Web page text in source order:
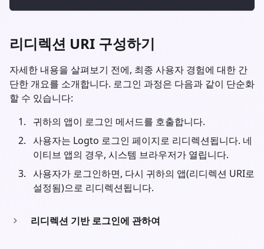
리디렉션 URI 구성하기
자세한 내용을 살펴보기 전에, 최종 사용자 경험에 대한 간
단한 개요를 소개합니다. 로그인 과정은 다음과 같이 단순화
할 수 있습니다:
귀하의 앱이 로그인 메서드를 호출합니다.
사용자는 Logto 로그인 페이지로 리디렉션됩니다. 네
이티브 앱의 경우, 시스템 브라우저가 열립니다.
사용자가 로그인하면, 다시 귀하의 앱(리디렉션 URI로
설정됨)으로 리디렉션됩니다.
리디렉션 기반 로그인에 관하여